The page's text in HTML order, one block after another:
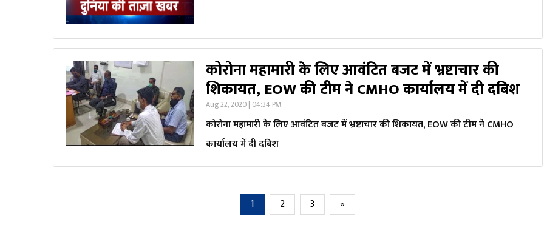
कोरोना महामारी के लिए आवंटित बजट में भ्रष्टाचार की
शिकायत, EOW की टीम ने CMHO कार्यालय में दी दबिश
Aug 22, 2020 | 04:34 PM
कोरोना महामारी के लिए आवंटित बजट में भ्रष्टाचार की शिकायत, EOW की टीम ने CMHO
कार्यालय में दी दबिश
1 2 3 »